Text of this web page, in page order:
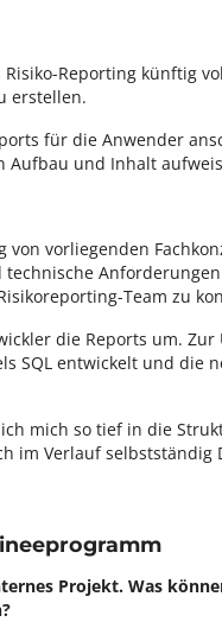
Reporting künftig
erstellen.
für die Anwender
Aufbau und Inhalt
vorliegenden
Team zu
die Reports um.
SQL entwickelt und die
mich so tief in die
im Verlauf selbstständig
Projekt. Was